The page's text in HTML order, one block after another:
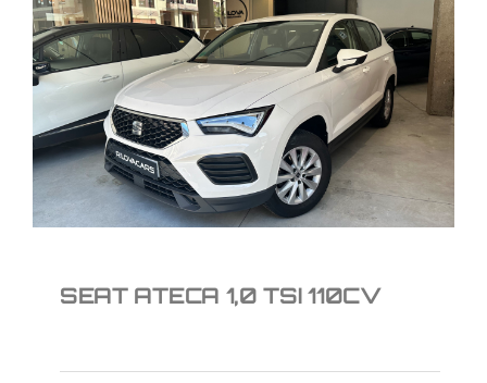
SEAT ATECA 1,0 TSI
110CV
18.950 €
SEAT ATECA 1,0 TSI 110CV